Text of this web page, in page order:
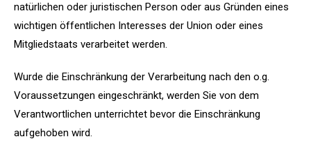
natürlichen oder juristischen Person oder aus Gründen eines
wichtigen öffentlichen Interesses der Union oder eines
Mitgliedstaats verarbeitet werden.
Wurde die Einschränkung der Verarbeitung nach den o.g.
Voraussetzungen eingeschränkt, werden Sie von dem
Verantwortlichen unterrichtet bevor die Einschränkung
aufgehoben wird.